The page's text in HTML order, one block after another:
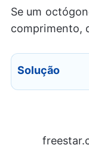
Se um
comprimento,
Solução